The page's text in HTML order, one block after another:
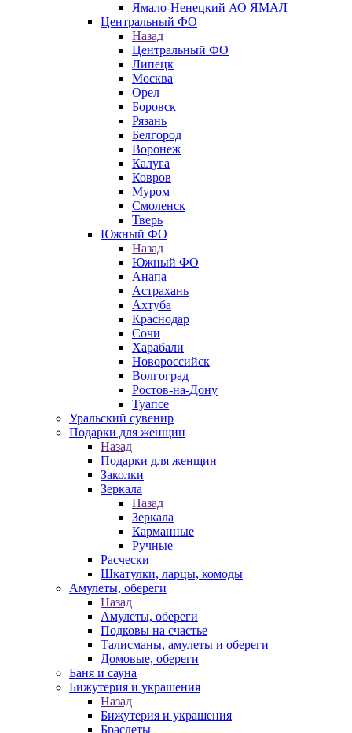
Ямало-Ненецкий АО ЯМАЛ
Центральный ФО
Назад
Центральный ФО
Липецк
Москва
Орел
Боровск
Рязань
Белгород
Воронеж
Калуга
Ковров
Муром
Смоленск
Тверь
Южный ФО
Назад
Южный ФО
Анапа
Астрахань
Ахтуба
Краснодар
Сочи
Харабали
Новороссийск
Волгоград
Ростов-на-Дону
Туапсе
Уральский сувенир
Подарки для женщин
Назад
Подарки для женщин
Заколки
Зеркала
Назад
Зеркала
Карманные
Ручные
Расчески
Шкатулки, ларцы, комоды
Амулеты, обереги
Назад
Амулеты, обереги
Подковы на счастье
Талисманы, амулеты и обереги
Домовые, обереги
Баня и сауна
Бижутерия и украшения
Назад
Бижутерия и украшения
Браслеты